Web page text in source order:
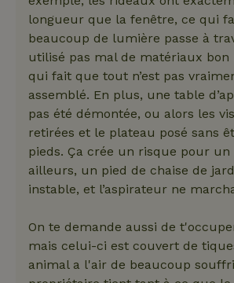
longueur que la fenêtre, ce qui
beaucoup de lumière passe à
utilisé pas mal de matériaux bon
qui fait que tout n’est pas
assemblé. En plus, une table
pas été démontée, ou alors les
retirées et le plateau posé sans
pieds. Ça crée un risque pour un
ailleurs, un pied de chaise de
instable, et l’aspirateur ne
On te demande aussi de
mais celui-ci est couvert de
animal a l'air de beaucoup